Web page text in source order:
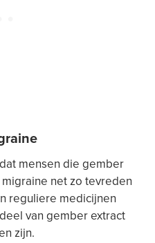
mensen die gember
net zo tevreden
reguliere medicijnen
van gember extract
zijn.